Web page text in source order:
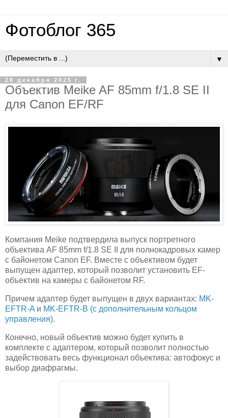
Фотоблог 365
▼
28 декабря 2025 г.
Объектив Meike AF 85mm f/1.8 SE II
для Canon EF/RF
Компания Meike подтвердила выпуск портретного
объектива AF 85mm f/1.8 SE II для полнокадровых камер
с байонетом Canon EF. Вместе с объективом будет
выпущен адаптер, который позволит установить EF-
объектив на камеры с байонетом RF.
Причем адаптер будет выпущен в двух вариантах: MK-
EFTR-A и MK-EFTR-B (с дополнительным кольцом
управления).
Конечно, новый объектив можно будет купить в
комплекте с адаптером, который позволит полностью
задействовать весь функционал объектива: автофокус и
выбор диафрагмы.